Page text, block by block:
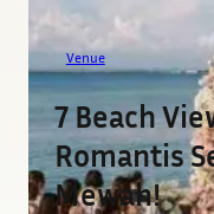
Venue
7 Beach
Romantis
Mewah!